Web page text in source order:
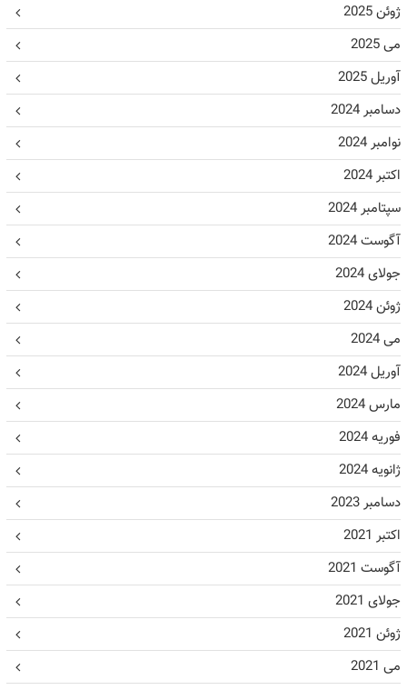
ژوئن 2025
می 2025
آوریل 2025
دسامبر 2024
نوامبر 2024
اکتبر 2024
سپتامبر 2024
آگوست 2024
جولای 2024
ژوئن 2024
می 2024
آوریل 2024
مارس 2024
فوریه 2024
ژانویه 2024
دسامبر 2023
اکتبر 2021
آگوست 2021
جولای 2021
ژوئن 2021
می 2021